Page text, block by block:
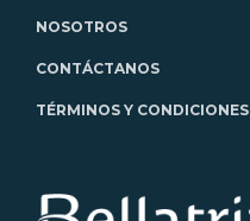
NOSOTROS
CONTÁCTANOS
TÉRMINOS Y CONDICIONES